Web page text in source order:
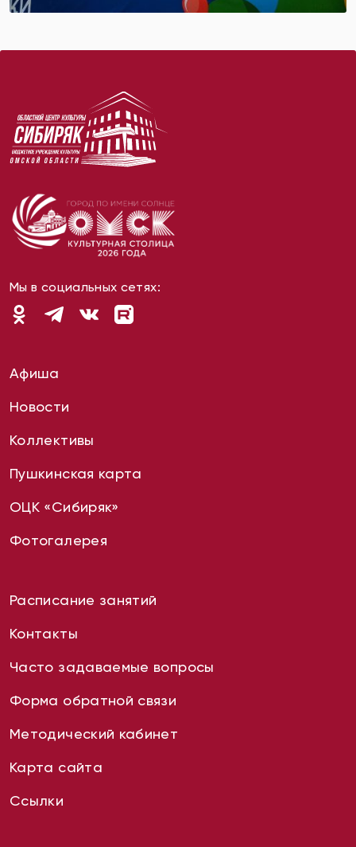
Мы в социальных сетях:
Афиша
Новости
Коллективы
Пушкинская карта
ОЦК «Сибиряк»
Фотогалерея
Расписание занятий
Контакты
Часто задаваемые вопросы
Форма обратной связи
Методический кабинет
Карта сайта
Ссылки